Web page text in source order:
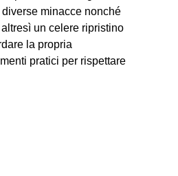
minacce nonché
un celere ripristino
la propria
pratici per rispettare